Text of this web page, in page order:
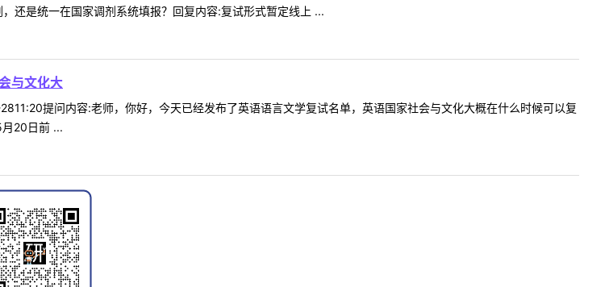
还是统一在国家调剂系统填报？回复内容:复试形式暂定线上 ...
与文化大
提问内容:老师，你好，今天已经发布了英语语言文学复试名单，英语国家社会与文化大概在什么时候可以复
20日前 ...